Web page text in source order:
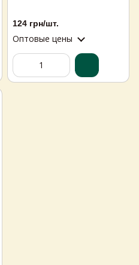
124 грн/шт.
Оптовые цены